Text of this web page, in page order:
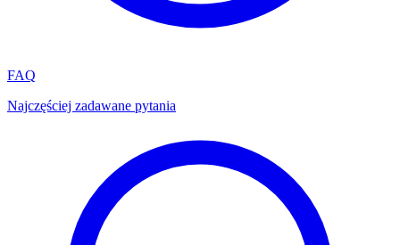
FAQ
Najczęściej zadawane pytania